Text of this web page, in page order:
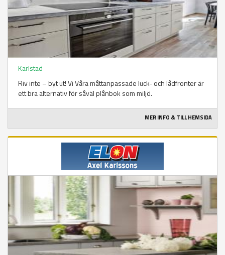
Karlstad
Riv inte – byt ut! Vi Våra måttanpassade luck- och lådfronter är
ett bra alternativ för såväl plånbok som miljö.
MER INFO & TILL HEMSIDA